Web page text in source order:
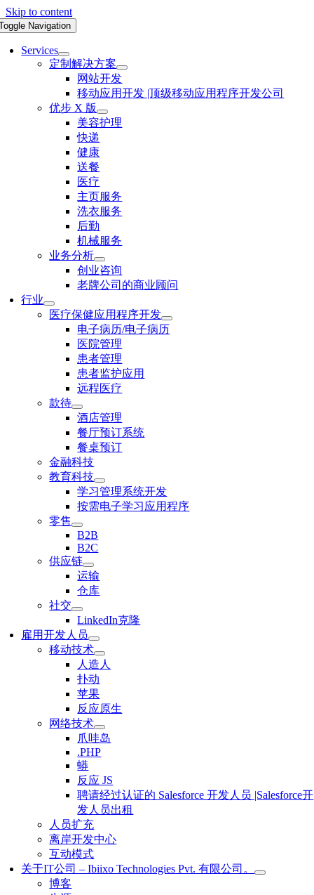
Skip to content
Navigation
Services
定制解决方案
网站开发
移动应用开发 |顶级移动应用程序开发公司
优步 X 版
美容护理
快递
健康
送餐
医疗
主页服务
洗衣服务
后勤
机械服务
业务分析
创业咨询
老牌公司的商业顾问
行业
医疗保健应用程序开发
电子病历/电子病历
医院管理
患者管理
患者监护应用
远程医疗
款待
酒店管理
餐厅预订系统
餐桌预订
金融科技
教育科技
学习管理系统开发
按需电子学习应用程序
零售
B2B
B2C
供应链
运输
仓库
社交
LinkedIn克隆
雇用开发人员
移动技术
人造人
扑动
苹果
反应原生
网络技术
爪哇岛
.PHP
蟒
反应 JS
聘请经过认证的 Salesforce 开发人员 |Salesforce开
发人员出租
人员扩充
离岸开发中心
互动模式
关于IT公司 – Ibiixo Technologies Pvt. 有限公司。
博客